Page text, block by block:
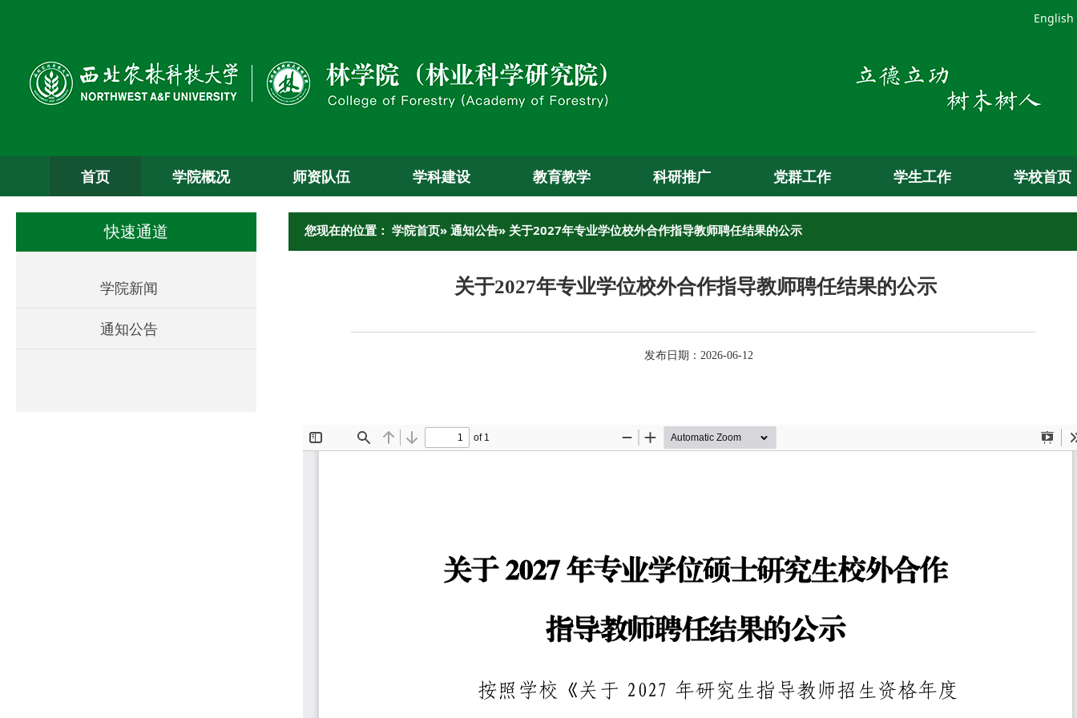
English
首页 学院概况 师资队伍 学科建设 教育教学 科研推广 党群工作 学生工作 学校首页
快速通道
学院新闻
通知公告
您现在的位置： 学院首页» 通知公告» 关于2027年专业学位校外合作指导教师聘任结果的公示
关于2027年专业学位校外合作指导教师聘任结果的公示
发布日期：2026-06-12